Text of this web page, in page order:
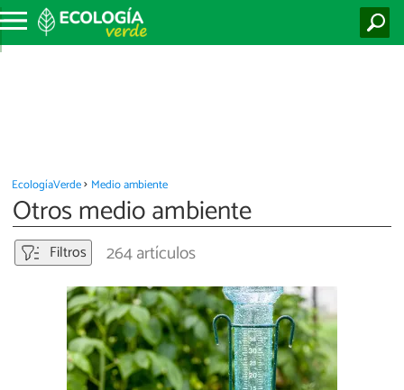
EcologíaVerde Medio ambiente
Otros medio ambiente
Filtros 264 artículos